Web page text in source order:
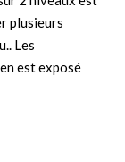
plusieurs
Les
est exposé